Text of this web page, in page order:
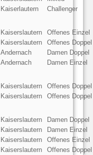
Kaiserlautern Challenger
Kaiserslautern
Offenes Einzel
Kaiserslautern
Offenes Doppel
Andernach
Damen Doppel
Andernach Damen Einzel
Kaiserslautern
Offenes Doppel
Kaiserslautern Offenes Doppel
Kaiserslautern
Damen Doppel
Kaiserslautern
Damen Einzel
Kaiserslautern
Offenes Einzel
Kaiserslautern
Offenes Doppel